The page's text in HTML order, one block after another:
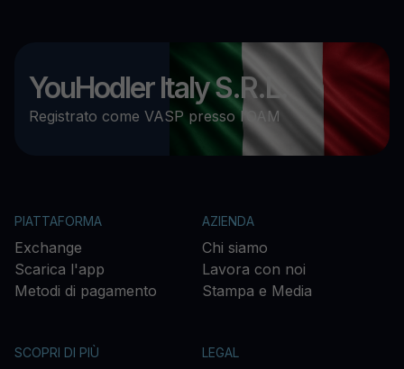
YouHodler Italy S.R.L.
Registrato come VASP presso l’OAM
PIATTAFORMA
Exchange
Scarica l'app
Metodi di pagamento
AZIENDA
Chi siamo
Lavora con noi
Stampa e Media
SCOPRI DI PIÙ LEGAL